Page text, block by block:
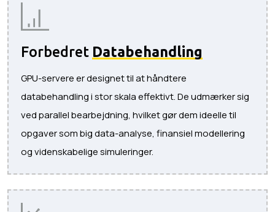
Forbedret Databehandling
GPU-servere er designet til at håndtere
databehandling i stor skala effektivt. De udmærker sig
ved parallel bearbejdning, hvilket gør dem ideelle til
opgaver som big data-analyse, finansiel modellering
og videnskabelige simuleringer.